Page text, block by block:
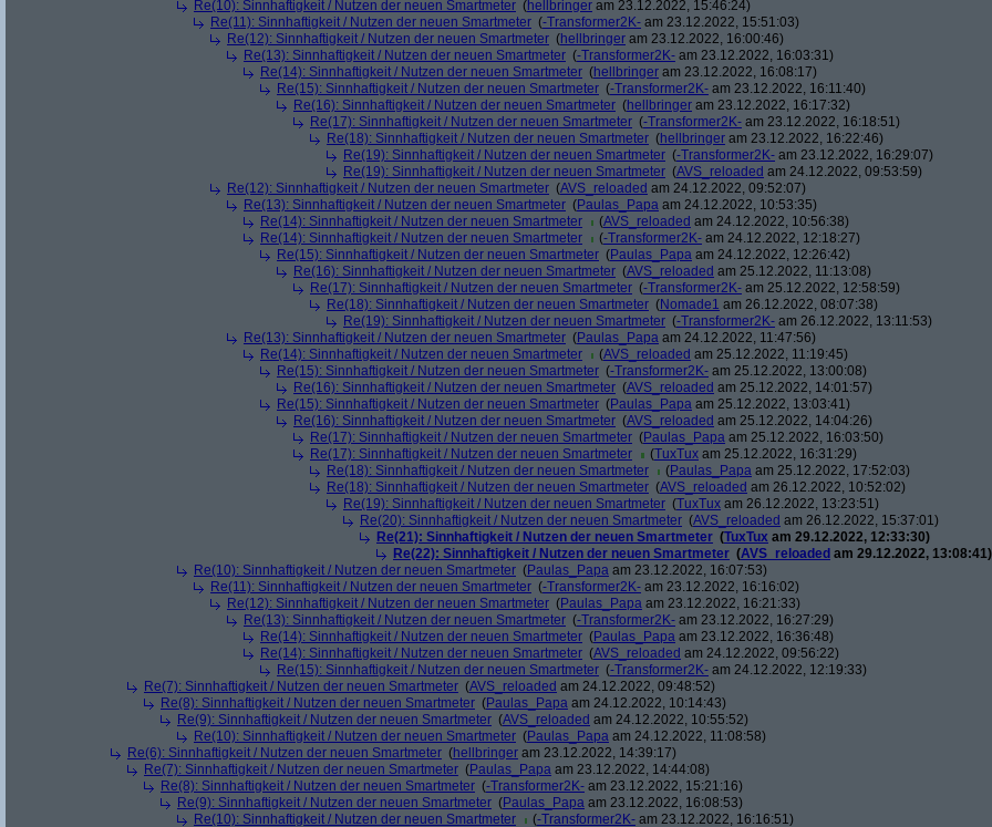
Re(10): Sinnhaftigkeit / Nutzen der neuen Smartmeter (hellbringer am 23.12.2022, 15:46:24)
Re(11): Sinnhaftigkeit / Nutzen der neuen Smartmeter (-Transformer2K- am 23.12.2022, 15:51:03)
Re(12): Sinnhaftigkeit / Nutzen der neuen Smartmeter (hellbringer am 23.12.2022, 16:00:46)
Re(13): Sinnhaftigkeit / Nutzen der neuen Smartmeter (-Transformer2K- am 23.12.2022, 16:03:31)
Re(14): Sinnhaftigkeit / Nutzen der neuen Smartmeter (hellbringer am 23.12.2022, 16:08:17)
Re(15): Sinnhaftigkeit / Nutzen der neuen Smartmeter (-Transformer2K- am 23.12.2022, 16:11:40)
Re(16): Sinnhaftigkeit / Nutzen der neuen Smartmeter (hellbringer am 23.12.2022, 16:17:32)
Re(17): Sinnhaftigkeit / Nutzen der neuen Smartmeter (-Transformer2K- am 23.12.2022, 16:18:51)
Re(18): Sinnhaftigkeit / Nutzen der neuen Smartmeter (hellbringer am 23.12.2022, 16:22:46)
Re(19): Sinnhaftigkeit / Nutzen der neuen Smartmeter (-Transformer2K- am 23.12.2022, 16:29:07)
Re(19): Sinnhaftigkeit / Nutzen der neuen Smartmeter (AVS_reloaded am 24.12.2022, 09:53:59)
Re(12): Sinnhaftigkeit / Nutzen der neuen Smartmeter (AVS_reloaded am 24.12.2022, 09:52:07)
Re(13): Sinnhaftigkeit / Nutzen der neuen Smartmeter (Paulas_Papa am 24.12.2022, 10:53:35)
Re(14): Sinnhaftigkeit / Nutzen der neuen Smartmeter
(AVS_reloaded am 24.12.2022, 10:56:38)
Re(14): Sinnhaftigkeit / Nutzen der neuen Smartmeter
(-Transformer2K- am 24.12.2022, 12:18:27)
Re(15): Sinnhaftigkeit / Nutzen der neuen Smartmeter (Paulas_Papa am 24.12.2022, 12:26:42)
Re(16): Sinnhaftigkeit / Nutzen der neuen Smartmeter (AVS_reloaded am 25.12.2022, 11:13:08)
Re(17): Sinnhaftigkeit / Nutzen der neuen Smartmeter (-Transformer2K- am 25.12.2022, 12:58:59)
Re(18): Sinnhaftigkeit / Nutzen der neuen Smartmeter (Nomade1 am 26.12.2022, 08:07:38)
Re(19): Sinnhaftigkeit / Nutzen der neuen Smartmeter (-Transformer2K- am 26.12.2022, 13:11:53)
Re(13): Sinnhaftigkeit / Nutzen der neuen Smartmeter (Paulas_Papa am 24.12.2022, 11:47:56)
Re(14): Sinnhaftigkeit / Nutzen der neuen Smartmeter
(AVS_reloaded am 25.12.2022, 11:19:45)
Re(15): Sinnhaftigkeit / Nutzen der neuen Smartmeter (-Transformer2K- am 25.12.2022, 13:00:08)
Re(16): Sinnhaftigkeit / Nutzen der neuen Smartmeter (AVS_reloaded am 25.12.2022, 14:01:57)
Re(15): Sinnhaftigkeit / Nutzen der neuen Smartmeter (Paulas_Papa am 25.12.2022, 13:03:41)
Re(16): Sinnhaftigkeit / Nutzen der neuen Smartmeter (AVS_reloaded am 25.12.2022, 14:04:26)
Re(17): Sinnhaftigkeit / Nutzen der neuen Smartmeter (Paulas_Papa am 25.12.2022, 16:03:50)
Re(17): Sinnhaftigkeit / Nutzen der neuen Smartmeter
(TuxTux am 25.12.2022, 16:31:29)
Re(18): Sinnhaftigkeit / Nutzen der neuen Smartmeter
(Paulas_Papa am 25.12.2022, 17:52:03)
Re(18): Sinnhaftigkeit / Nutzen der neuen Smartmeter (AVS_reloaded am 26.12.2022, 10:52:02)
Re(19): Sinnhaftigkeit / Nutzen der neuen Smartmeter (TuxTux am 26.12.2022, 13:23:51)
Re(20): Sinnhaftigkeit / Nutzen der neuen Smartmeter (AVS_reloaded am 26.12.2022, 15:37:01)
Re(21): Sinnhaftigkeit / Nutzen der neuen Smartmeter (TuxTux am 29.12.2022, 12:33:30)
Re(22): Sinnhaftigkeit / Nutzen der neuen Smartmeter (AVS_reloaded am 29.12.2022, 13:08:41)
Re(10): Sinnhaftigkeit / Nutzen der neuen Smartmeter (Paulas_Papa am 23.12.2022, 16:07:53)
Re(11): Sinnhaftigkeit / Nutzen der neuen Smartmeter (-Transformer2K- am 23.12.2022, 16:16:02)
Re(12): Sinnhaftigkeit / Nutzen der neuen Smartmeter (Paulas_Papa am 23.12.2022, 16:21:33)
Re(13): Sinnhaftigkeit / Nutzen der neuen Smartmeter (-Transformer2K- am 23.12.2022, 16:27:29)
Re(14): Sinnhaftigkeit / Nutzen der neuen Smartmeter (Paulas_Papa am 23.12.2022, 16:36:48)
Re(14): Sinnhaftigkeit / Nutzen der neuen Smartmeter (AVS_reloaded am 24.12.2022, 09:56:22)
Re(15): Sinnhaftigkeit / Nutzen der neuen Smartmeter (-Transformer2K- am 24.12.2022, 12:19:33)
Re(7): Sinnhaftigkeit / Nutzen der neuen Smartmeter (AVS_reloaded am 24.12.2022, 09:48:52)
Re(8): Sinnhaftigkeit / Nutzen der neuen Smartmeter (Paulas_Papa am 24.12.2022, 10:14:43)
Re(9): Sinnhaftigkeit / Nutzen der neuen Smartmeter (AVS_reloaded am 24.12.2022, 10:55:52)
Re(10): Sinnhaftigkeit / Nutzen der neuen Smartmeter (Paulas_Papa am 24.12.2022, 11:08:58)
Re(6): Sinnhaftigkeit / Nutzen der neuen Smartmeter (hellbringer am 23.12.2022, 14:39:17)
Re(7): Sinnhaftigkeit / Nutzen der neuen Smartmeter (Paulas_Papa am 23.12.2022, 14:44:08)
Re(8): Sinnhaftigkeit / Nutzen der neuen Smartmeter (-Transformer2K- am 23.12.2022, 15:21:16)
Re(9): Sinnhaftigkeit / Nutzen der neuen Smartmeter (Paulas_Papa am 23.12.2022, 16:08:53)
Re(10): Sinnhaftigkeit / Nutzen der neuen Smartmeter
(-Transformer2K- am 23.12.2022, 16:16:51)